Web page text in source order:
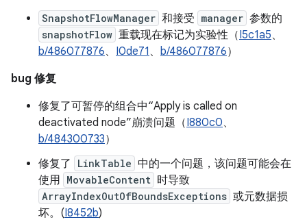
SnapshotFlowManager 和接受 manager 参数的
snapshotFlow 重载现在标记为实验性（I5c1a5、
b/486077876、 I0de71 、 b/486077876）
bug 修复
修复了可暂停的组合中“Apply is called on
deactivated node”崩溃问题（I880c0、
b/484300733）
修复了
LinkTable 中的一个问题，该问题可能会在
使用 MovableContent 时导致
ArrayIndexOutOfBoundsExceptions 或元数据损
坏。(I8452b)